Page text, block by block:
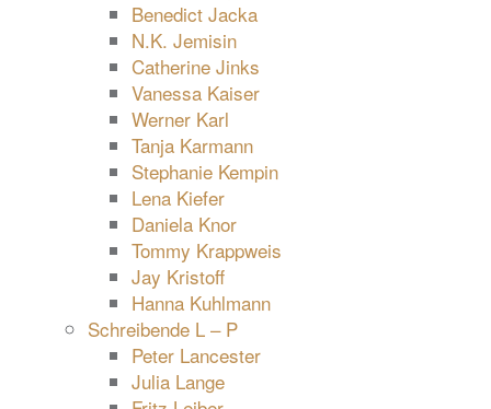
Benedict Jacka
N.K. Jemisin
Catherine Jinks
Vanessa Kaiser
Werner Karl
Tanja Karmann
Stephanie Kempin
Lena Kiefer
Daniela Knor
Tommy Krappweis
Jay Kristoff
Hanna Kuhlmann
Schreibende L – P
Peter Lancester
Julia Lange